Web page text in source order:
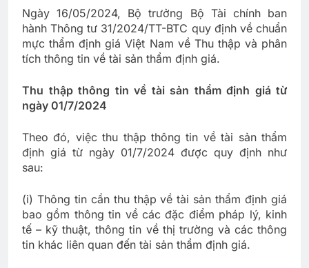
Ngày 16/05/2024, Bộ trưởng Bộ Tài chính ban
hành Thông tư 31/2024/TT-BTC quy định về chuẩn
mực thẩm định giá Việt Nam về Thu thập và phân
tích thông tin về tài sản thẩm định giá.
Thu thập thông tin về tài sản thẩm định giá từ
ngày 01/7/2024
Theo đó, việc thu thập thông tin về tài sản thẩm
định giá từ ngày 01/7/2024 được quy định như
sau:
(i) Thông tin cần thu thập về tài sản thẩm định giá
bao gồm thông tin về các đặc điểm pháp lý, kinh
tế – kỹ thuật, thông tin về thị trường và các thông
tin khác liên quan đến tài sản thẩm định giá.